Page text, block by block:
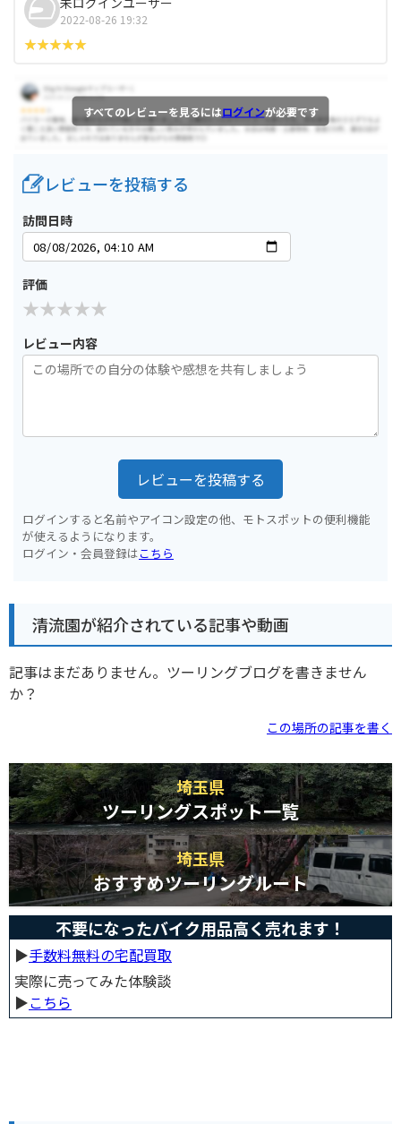
2022-08-26 19:32
すべてのレビューを見るにはログインが必要です
レビューを投稿する
訪問日時
評価
レビュー内容
レビューを投稿する
ログインすると名前やアイコン設定の他、モトスポットの便利機能
が使えるようになります。
ログイン・会員登録はこちら
清流園が紹介されている記事や動画
記事はまだありません。ツーリングブログを書きません
か？
この場所の記事を書く
埼玉県
ツーリングスポット一覧
埼玉県
おすすめツーリングルート
不要になったバイク用品高く売れます！
▶︎手数料無料の宅配買取
実際に売ってみた体験談
▶︎こちら